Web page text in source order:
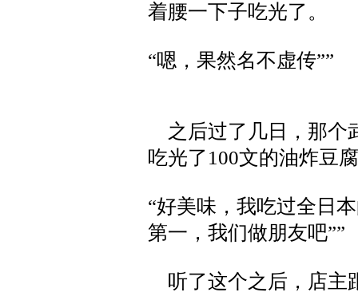
着腰一下子吃光了。
“嗯，果然名不虚传””
之后过了几日，那个
吃光了100文的油炸豆
“好美味，我吃过全日
第一，我们做朋友吧””
听了这个之后，店主